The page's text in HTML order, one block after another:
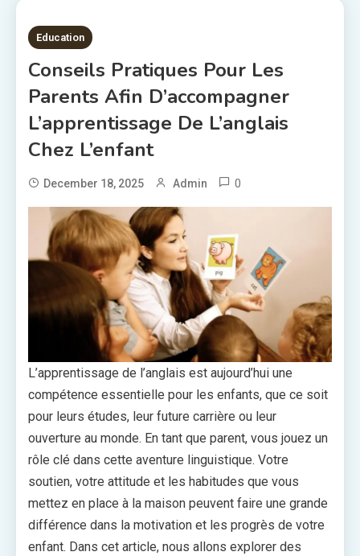
8 MINS READ
Education
Conseils Pratiques Pour Les
Parents Afin D’accompagner
L’apprentissage De L’anglais
Chez L’enfant
December 18, 2025 Admin 0
L’apprentissage de l’anglais est aujourd’hui une
compétence essentielle pour les enfants, que ce soit
pour leurs études, leur future carrière ou leur
ouverture au monde. En tant que parent, vous jouez un
rôle clé dans cette aventure linguistique. Votre
soutien, votre attitude et les habitudes que vous
mettez en place à la maison peuvent faire une grande
différence dans la motivation et les progrès de votre
enfant. Dans cet article, nous allons explorer des